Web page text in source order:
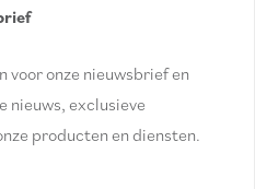
voor onze nieuwsbrief en
nieuws, exclusieve
producten en diensten.